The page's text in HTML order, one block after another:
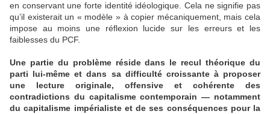
en conservant une forte identité idéologique. Cela ne signifie pas
qu’il existerait un « modèle » à copier mécaniquement, mais cela
impose au moins une réflexion lucide sur les erreurs et les
faiblesses du PCF.
Une partie du problème réside dans le recul théorique du
parti lui-même et dans sa difficulté croissante à proposer
une lecture originale, offensive et cohérente des
contradictions du capitalisme contemporain — notamment
du capitalisme impérialiste et de ses conséquences pour la